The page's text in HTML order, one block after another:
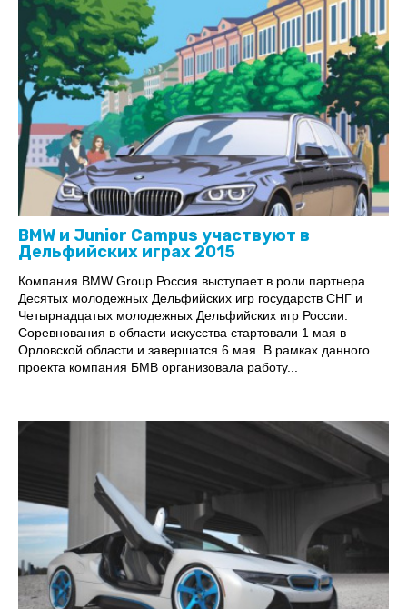
BMW и Junior Campus участвуют в
Дельфийских играх 2015
Компания BMW Group Россия выступает в роли партнера
Десятых молодежных Дельфийских игр государств СНГ и
Четырнадцатых молодежных Дельфийских игр России.
Соревнования в области искусства стартовали 1 мая в
Орловской области и завершатся 6 мая. В рамках данного
проекта компания БМВ организовала работу...